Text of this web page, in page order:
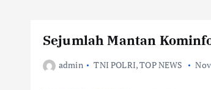
Sejumlah Mantan
admin TNI POLRI,TOP NEWS